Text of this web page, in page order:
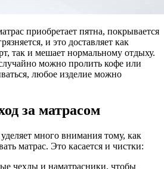
приобретает пятна, покрывается
и это доставляет как
так и мешает нормальному отдыху.
можно пролить кофе или
любое изделие можно
за матрасом
много внимания тому, как
матрас. Это касается и чистки:
чехлы и наматрасники, чтобы